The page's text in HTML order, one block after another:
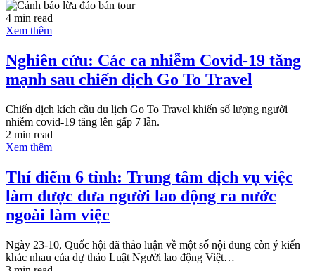
4 min read
Xem thêm
Nghiên cứu: Các ca nhiễm Covid-19 tăng
mạnh sau chiến dịch Go To Travel
Chiến dịch kích cầu du lịch Go To Travel khiến số lượng người
nhiễm covid-19 tăng lên gấp 7 lần.
2 min read
Xem thêm
Thí điểm 6 tỉnh: Trung tâm dịch vụ việc
làm được đưa người lao động ra nước
ngoài làm việc
Ngày 23-10, Quốc hội đã thảo luận về một số nội dung còn ý kiến
khác nhau của dự thảo Luật Người lao động Việt…